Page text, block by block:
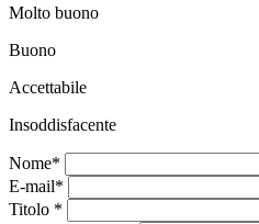
Molto buono
Buono
Accettabile
Insoddisfacente
Nome*
E-mail*
Titolo *